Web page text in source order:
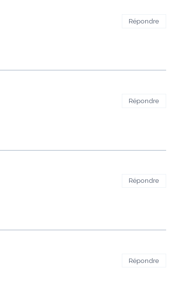
Répondre
Répondre
Répondre
Répondre